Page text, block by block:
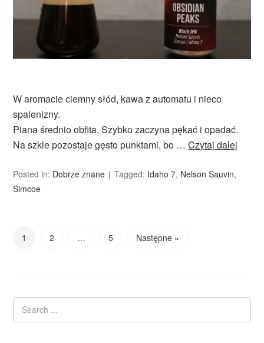
W aromacie ciemny słód, kawa z automatu i nieco
spalenizny.
Piana średnio obfita. Szybko zaczyna pękać i opadać.
Na szkle pozostaje gęsto punktami, bo …Czytaj dalej
Posted in: Dobrze znane Tagged: Idaho 7, Nelson Sauvin,
Simcoe
1 2 … 5 Następne »